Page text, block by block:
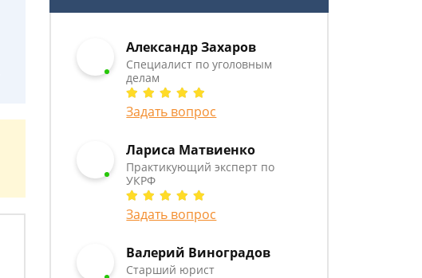
Александр Захаров
Специалист по уголовным
делам
Задать вопрос
Лариса Матвиенко
Практикующий эксперт по
УКРФ
Задать вопрос
Валерий Виноградов
Старший юрист